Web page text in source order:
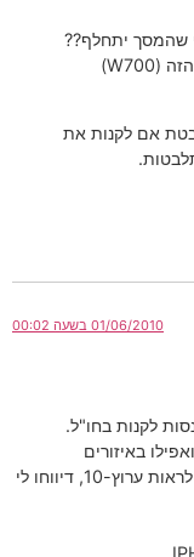
אם לקנות את
01/06/2010 בשעה 00:02
ואפילו באיזורים
מסויימים-ערוץ 10 (אני באופן אישי לא הצלחתי לראות ערוץ-10, דיווחו לי